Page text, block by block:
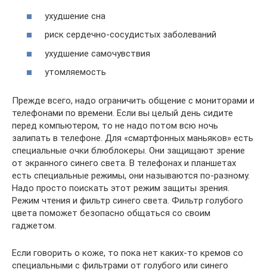
ухудшение сна
риск сердечно-сосудистых заболеваний
ухудшение самочувствия
утомляемость
Прежде всего, надо ограничить общение с мониторами и
телефонами по времени. Если вы целый день сидите
перед компьютером, то не надо потом всю ночь
залипать в телефоне. Для «смартфонных маньяков» есть
специальные очки блюблокеры. Они защищают зрение
от экранного синего света. В телефонах и планшетах
есть специальные режимы, они называются по-разному.
Надо просто поискать этот режим защиты зрения.
Режим чтения и фильтр синего света. Фильтр голубого
цвета поможет безопасно общаться со своим
гаджетом.
Если говорить о коже, то пока нет каких-то кремов со
специальными с фильтрами от голубого или синего